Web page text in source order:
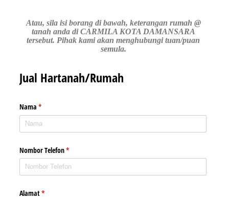
Atau, sila isi borang di bawah, keterangan rumah @
tanah anda di CARMILA KOTA DAMANSARA
tersebut. Pihak kami akan menghubungi tuan/puan
semula.